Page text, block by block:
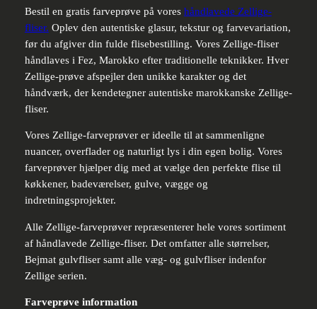
Bestil en gratis farveprøve på vores håndlavede Zellige-
fliser. Oplev den autentiske glasur, tekstur og farvevariation,
før du afgiver din fulde flisebestilling. Vores Zellige-fliser
håndlaves i Fez, Marokko efter traditionelle teknikker. Hver
Zellige-prøve afspejler den unikke karakter og det
håndværk, der kendetegner autentiske marokkanske Zellige-
fliser.
Vores Zellige-farveprøver er ideelle til at sammenligne
nuancer, overflader og naturligt lys i din egen bolig. Vores
farveprøver hjælper dig med at vælge den perfekte flise til
køkkener, badeværelser, gulve, vægge og
indretningsprojekter.
Alle Zellige-farveprøver repræsenterer hele vores sortiment
af håndlavede Zellige-fliser. Det omfatter alle størrelser,
Bejmat gulvfliser samt alle væg- og gulvfliser indenfor
Zellige serien.
Farveprøve information